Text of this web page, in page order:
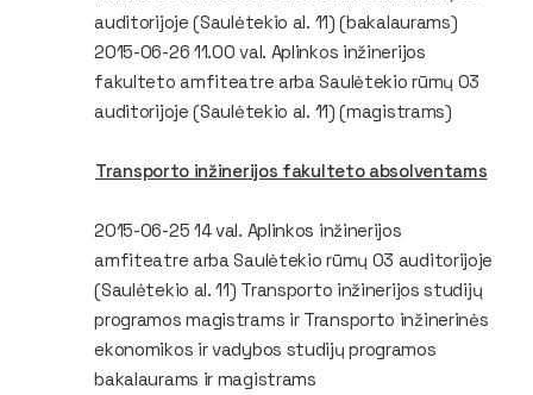
auditorijoje (Saulėtekio al. 11) (bakalaurams)
2015-06-26 11.00 val. Aplinkos inžinerijos
fakulteto amfiteatre arba Saulėtekio rūmų 03
auditorijoje (Saulėtekio al. 11) (magistrams)
Transporto inžinerijos fakulteto absolventams
2015-06-25 14 val. Aplinkos inžinerijos
amfiteatre arba Saulėtekio rūmų 03 auditorijoje
(Saulėtekio al. 11) Transporto inžinerijos studijų
programos magistrams ir Transporto inžinerinės
ekonomikos ir vadybos studijų programos
bakalaurams ir magistrams